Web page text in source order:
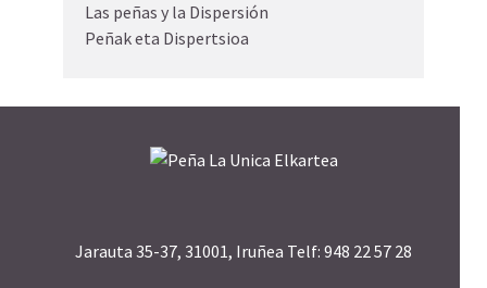
Las peñas y la Dispersión
Peñak eta Dispertsioa
Jarauta 35-37, 31001, Iruñea Telf: 948 22 57 28